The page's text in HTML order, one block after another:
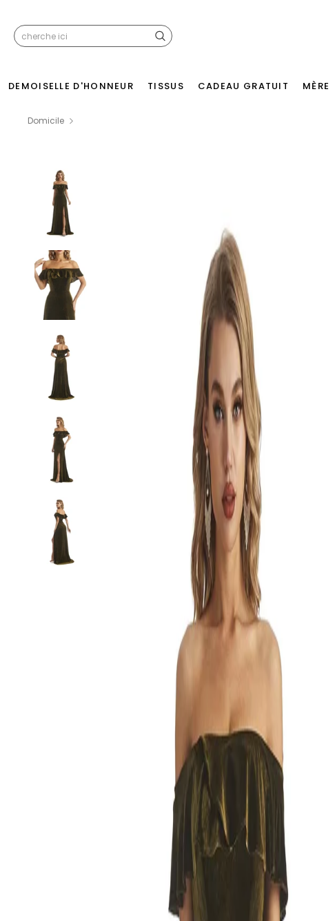
DEMOISELLE D'HONNEUR TISSUS CADEAU GRATUIT MÈRE
Domicile